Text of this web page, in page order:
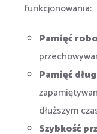
funkcjonowania:
Pamięć
Pamięć
dłuższym
Szybkość